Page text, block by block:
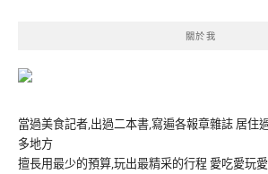
關於我
當過美食記者,出過二本書,寫遍各報章雜誌 居住
多地方
擅長用最少的預算,玩出最精采的行程 愛吃愛玩